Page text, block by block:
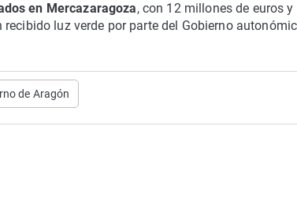
en Mercazaragoza, con 12 millones de euros y
luz verde por parte del Gobierno
de Aragón